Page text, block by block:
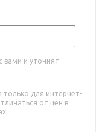
вами и уточнят
только для интернет-
от цен в